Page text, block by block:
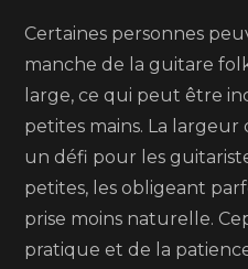
Certaines personnes
manche de la guitare
large, ce qui peut être
petites mains. La
un défi pour les
petites, les obligeant
prise moins naturelle.
pratique et de la